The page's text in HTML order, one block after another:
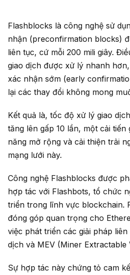
Flashblocks là công nghệ sử
nhận (preconfirmation blocks)
liên tục, cứ mỗi 200 mili giây.
giao dịch được xử lý nhanh
xác nhận sớm (early
lại các thay đổi không mong
Kết quả là, tốc độ xử lý giao
tăng lên gấp 10 lần, một cải
năng mở rộng và cải thiện trải
mạng lưới này.
Công nghệ Flashblocks được
hợp tác với Flashbots, tổ chức
triển trong lĩnh vực blockchain.
đóng góp quan trọng cho
việc phát triển các giải pháp
dịch và MEV (Miner Extractable
Sự hợp tác này chứng tỏ cam